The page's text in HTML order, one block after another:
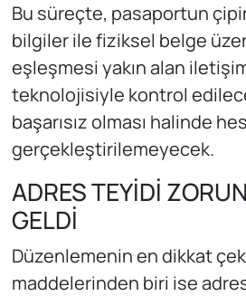
Bu süreçte, pasaportun
bilgiler ile fiziksel belge
eşleşmesi yakın alan
teknolojisiyle kontrol
başarısız olması halinde
gerçekleştirilemeyecek.
ADRES TEYİDİ
GELDİ
Düzenlemenin en dikkat
maddelerinden biri ise